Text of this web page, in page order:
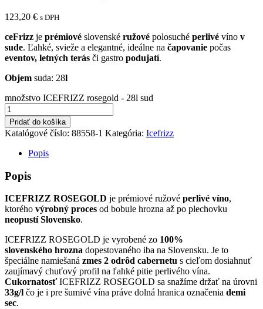
123,20 € s DPH
ceFrizz je prémiové slovenské ružové polosuché perlivé víno v
sude. Ľahké, svieže a elegantné, ideálne na čapovanie počas
eventov, letných terás či gastro podujatí.
Objem suda: 28l
množstvo ICEFRIZZ rosegold - 28l sud
Pridať do košíka
Katalógové číslo: 88558-1 Kategória: Icefrizz
Popis
Popis
ICEFRIZZ ROSEGOLD je prémiové ružové perlivé víno,
ktorého výrobný proces od bobule hrozna až po plechovku
neopustí Slovensko.
ICEFRIZZ ROSEGOLD je vyrobené zo 100%
slovenského hrozna dopestovaného iba na Slovensku. Je to
špeciálne namiešaná zmes 2 odrôd cabernetu s cieľom dosiahnuť
zaujímavý chuťový profil na ľahké pitie perlivého vína.
CukornatosťICEFRIZZ ROSEGOLD sa snažíme držať na úrovni
33g/l čo je i pre šumivé vína práve dolná hranica označenia demi
sec.